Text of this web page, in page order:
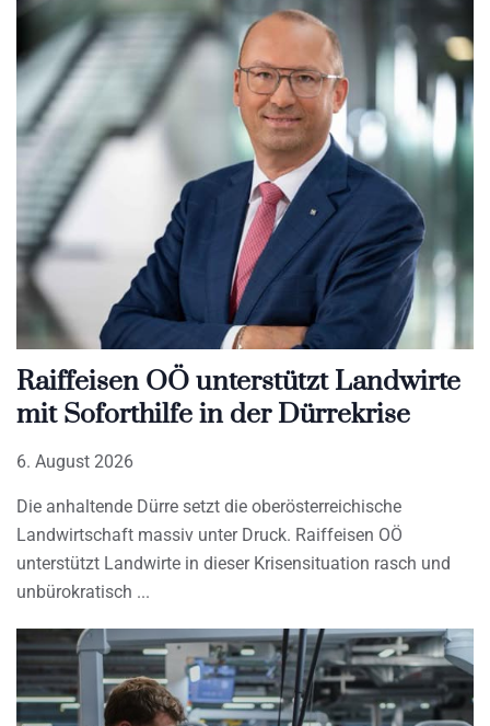
Raiffeisen OÖ unterstützt Landwirte
mit Soforthilfe in der Dürrekrise
6. August 2026
Die anhaltende Dürre setzt die oberösterreichische
Landwirtschaft massiv unter Druck. Raiffeisen OÖ
unterstützt Landwirte in dieser Krisensituation rasch und
unbürokratisch